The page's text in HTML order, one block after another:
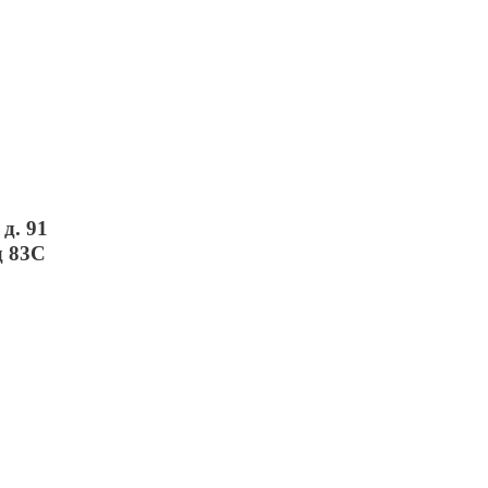
91
83С